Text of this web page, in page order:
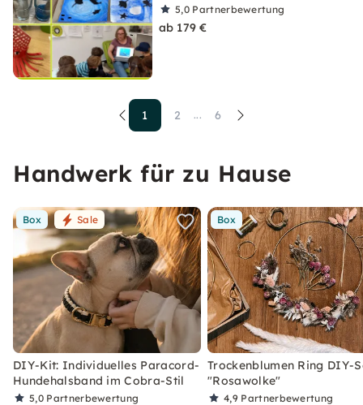
5,0 Partnerbewertung
ab 179 €
1 2 ... 6
Handwerk für zu Hause
Box Sale
DIY-Kit: Individuelles Paracord-
Hundehalsband im Cobra-Stil
5,0 Partnerbewertung
Box
Trockenblumen Ring DIY-
"Rosawolke"
4,9 Partnerbewertung